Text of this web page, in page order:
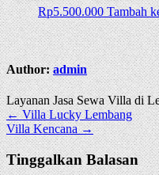
Rp5.500.000 Tambah
Author:admin
Layanan Jasa Sewa Villa di
Navigasi
pos
← Villa Lucky Lembang
Villa Kencana →
Tinggalkan Balasan